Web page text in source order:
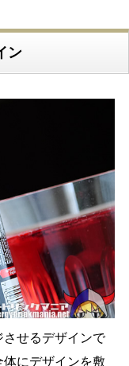
ン
させるデザインで
にデザインを敷